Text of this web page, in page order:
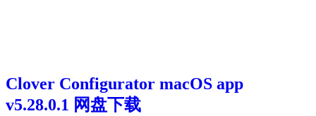
Clover Configurator macOS app
v5.28.0.1 网盘下载